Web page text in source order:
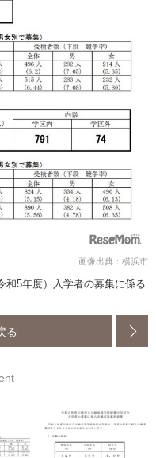
画像出典：横浜市
和5年度）入学者の募集に係る
る